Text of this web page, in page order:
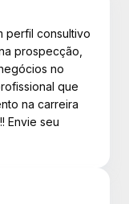
perfil consultivo
prospecção,
no
que
na carreira
Envie seu